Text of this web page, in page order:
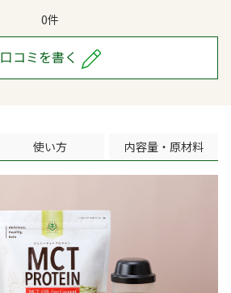
0件
口コミを書く
使い方 内容量・原材料